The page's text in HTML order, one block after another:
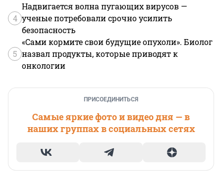
4
Надвигается волна пугающих вирусов —
ученые потребовали срочно усилить
безопасность
5
«Сами кормите свои будущие опухоли». Биолог
назвал продукты, которые приводят к
онкологии
ПРИСОЕДИНИТЬСЯ
Самые яркие фото и видео дня — в
наших группах в социальных сетях